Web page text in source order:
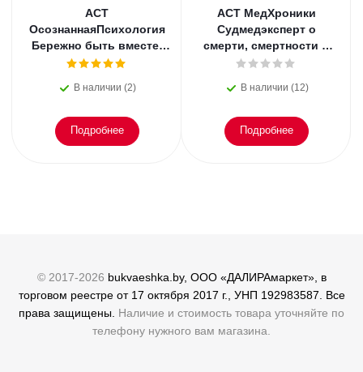
АСТ
ОсознаннаяПсихология
Бережно быть вместе.
Второе дыхание любви,
эмоциональное
В наличии (2)
Подробнее
АСТ МедХроники
Судмедэксперт о
смерти, смертности и
раскрытии
осталось. Блэк
В наличии (12)
Подробнее
© 2017-2026 bukvaeshka.by, ООО «ДАЛИРАмаркет», в
торговом реестре от 17 октября 2017 г., УНП 192983587. Все
права защищены. Наличие и стоимость товара уточняйте по
телефону нужного вам магазина.